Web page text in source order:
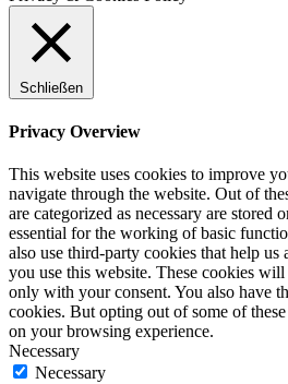
Schließen
Privacy Overview
This website uses cookies to improve
navigate through the website. Out of
are categorized as necessary are stored
essential for the working of basic
also use third-party cookies that help us
you use this website. These cookies
only with your consent. You also have
cookies. But opting out of some of
on your browsing experience.
Necessary
Necessary